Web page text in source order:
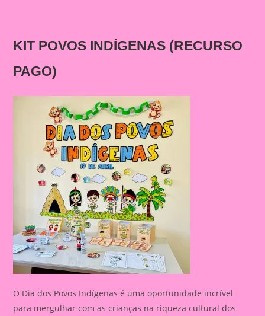
KIT POVOS INDÍGENAS (RECURSO
PAGO)
O Dia dos Povos Indígenas é uma oportunidade incrível
para mergulhar com as crianças na riqueza cultural dos